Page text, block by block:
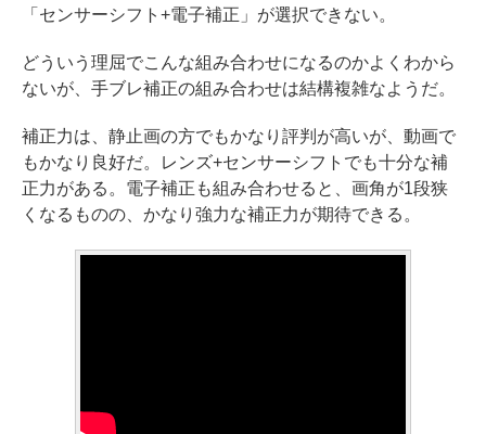
「センサーシフト+電子補正」が選択できない。
どういう理屈でこんな組み合わせになるのかよくわから
ないが、手ブレ補正の組み合わせは結構複雑なようだ。
補正力は、静止画の方でもかなり評判が高いが、動画で
もかなり良好だ。レンズ+センサーシフトでも十分な補
正力がある。電子補正も組み合わせると、画角が1段狭
くなるものの、かなり強力な補正力が期待できる。